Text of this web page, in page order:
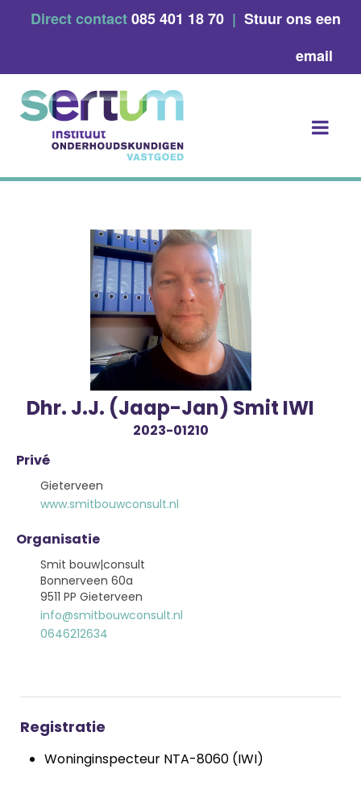
Direct contact085 401 18 70 | Stuur ons een
email
Dhr. J.J. (Jaap-Jan) Smit IWI
2023-01210
Privé
Gieterveen
www.smitbouwconsult.nl
Organisatie
Smit bouw|consult
Bonnerveen 60a
9511 PP Gieterveen
info@smitbouwconsult.nl
0646212634
Registratie
Woninginspecteur NTA-8060 (IWI)